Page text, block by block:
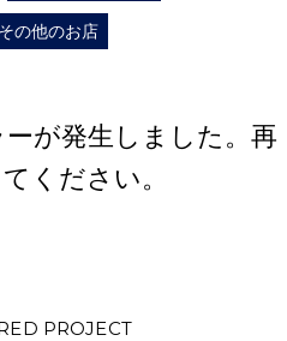
の他のお店
が発生しました。再
ください。
PROJECT